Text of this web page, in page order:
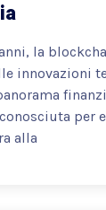
la
innovazioni
per
alla